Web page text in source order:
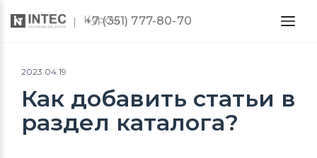
Курсы
+7 (351) 777-80-70
2023.04.19
Как добавить статьи в
раздел каталога?